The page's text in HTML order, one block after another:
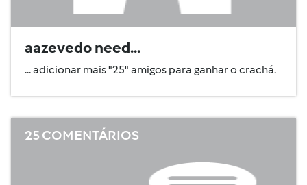
aazevedo need...
... adicionar mais "25" amigos para ganhar o crachá.
25 COMENTÁRIOS